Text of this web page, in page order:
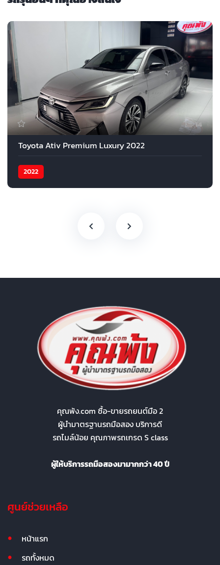
14
Toyota Ativ Premium Luxury 2022
2022
คุณพ้ง.com ซื้อ-ขายรถยนต์มือ 2
ผู้นำมาตรฐานรถมือสอง บริการดี
รถไมล์น้อย คุณภาพรถเกรด S class
ผู้ให้บริการรถมือสองมามากกว่า 40 ปี
ศูนย์ช่วยเหลือ
หน้าแรก
รถทั้งหมด